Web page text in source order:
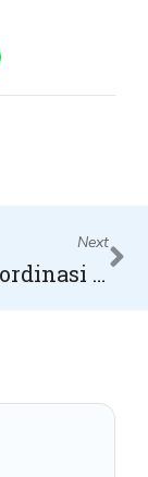
Next
Rapat Koordinasi Yayasan Bumitama Bersama Dewan Pengurus & Pembina